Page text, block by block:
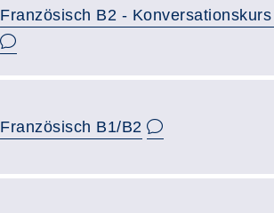
Französisch B2 -
Französisch B1/B2